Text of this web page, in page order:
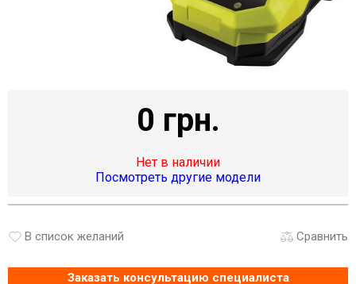
0 грн.
Нет в наличии
Посмотреть другие модели
В список желаний Сравнить
Заказать консультацию специалиста